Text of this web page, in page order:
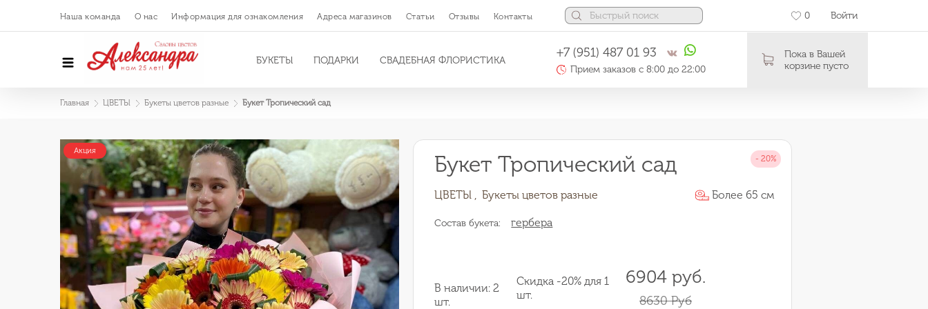
Наша команда О нас Информация для ознакомления Адреса магазинов Статьи Отзывы Контакты 0 Войти
БУКЕТЫ ПОДАРКИ СВАДЕБНАЯ ФЛОРИСТИКА
+7 (951) 487 01 93
Прием заказов с 8:00 до 22:00
Пока в Вашей
корзине пусто
Главная ЦВЕТЫ Букеты цветов разные Букет Тропический сад
Акция
Акция
Акция
Акция
Акция
Акция
Акция
Букет Тропический сад
ЦВЕТЫ , Букеты цветов разные Более 65 см
Состав букета: гербера
В наличии: 2
шт.
Скидка -20% для 1
шт.
6904 руб.
8630 Руб